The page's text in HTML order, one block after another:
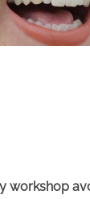
workshop